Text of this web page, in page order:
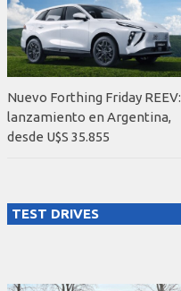
Nuevo Forthing Friday REEV:
lanzamiento en Argentina,
desde U$S 35.855
TEST DRIVES